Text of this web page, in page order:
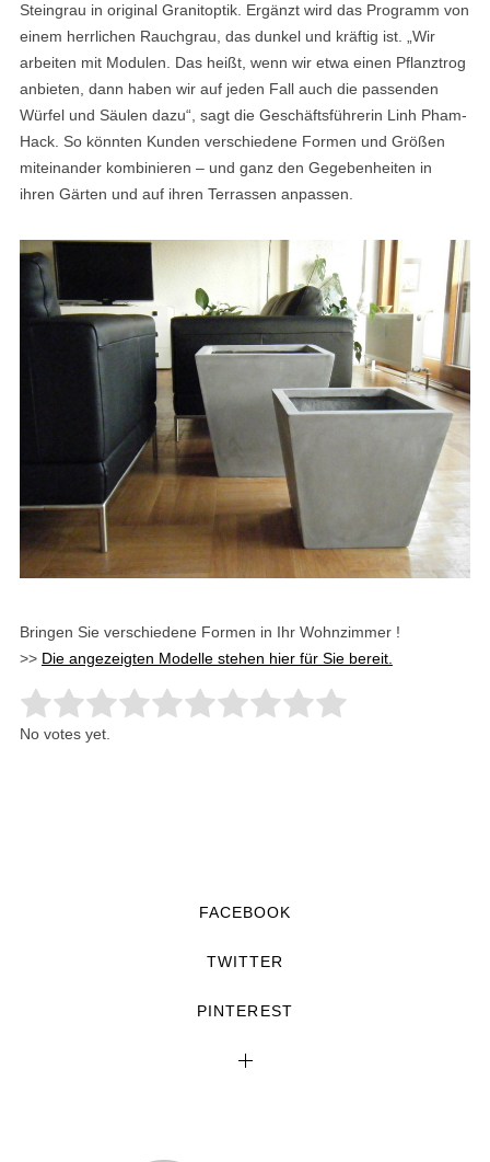
Steingrau in original Granitoptik. Ergänzt wird das Programm von
einem herrlichen Rauchgrau, das dunkel und kräftig ist. „Wir
arbeiten mit Modulen. Das heißt, wenn wir etwa einen Pflanztrog
anbieten, dann haben wir auf jeden Fall auch die passenden
Würfel und Säulen dazu“, sagt die Geschäftsführerin Linh Pham-
Hack. So könnten Kunden verschiedene Formen und Größen
miteinander kombinieren – und ganz den Gegebenheiten in
ihren Gärten und auf ihren Terrassen anpassen.
Bringen Sie verschiedene Formen in Ihr Wohnzimmer !
>> Die angezeigten Modelle stehen hier für Sie bereit.
Rate this item:
Submit Rating
No votes yet.
FACEBOOK
TWITTER
PINTEREST